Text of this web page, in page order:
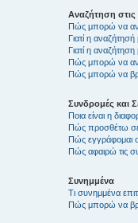
Αναζήτηση στις
Πώς μπορώ να
Γιατί η
Γιατί η
Πώς μπορώ να
Πώς μπορώ να βρω
Συνδρομές και
Ποια είναι η
Πώς προσθέτω
Πώς εγγράφομαι
Πώς αφαιρώ τις
Συνημμένα
Τι συνημμένα
Πώς μπορώ να